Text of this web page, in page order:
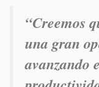
“Creemos
una gran
avanzando